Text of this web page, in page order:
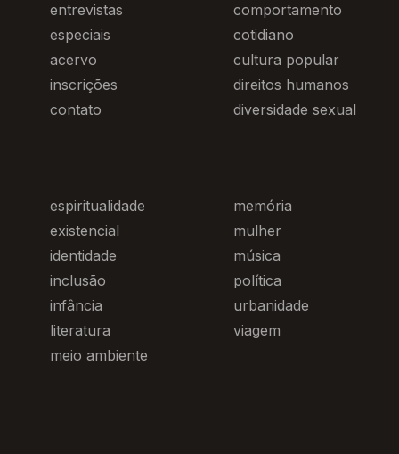
entrevistas
especiais
acervo
inscrições
contato
comportamento
cotidiano
cultura popular
direitos humanos
diversidade sexual
espiritualidade
existencial
identidade
inclusão
infância
literatura
meio ambiente
memória
mulher
música
política
urbanidade
viagem